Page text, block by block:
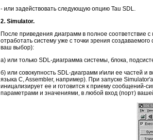
- или задействовать следующую опцию Tau SDL.
2. Simulator.
После приведения диаграмм в полное соответствие
отработать систему уже с точки зрения
ваш выбор):
а) или только SDL-диаграмма системы, блока,
б) или совокупность SDL-диаграмм и\или ее частей
языка C, Assembler, например). При запуске
иницализирует ее и готовится к приему сообщений-
параметрами и значениями, в любой вход (порт)